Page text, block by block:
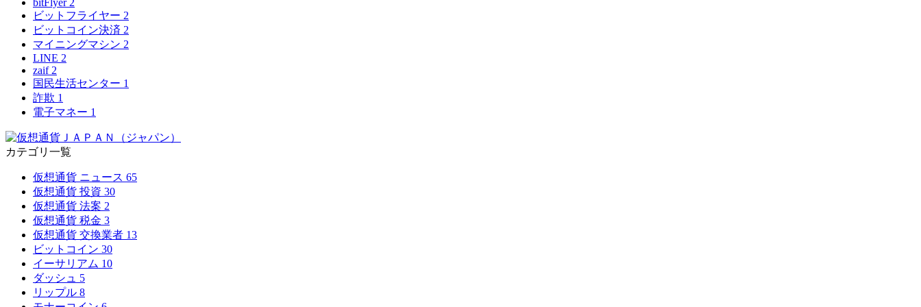
ビットフライヤー 2
ビットコイン決済 2
マイニングマシン 2
LINE 2
zaif 2
国民生活センター 1
詐欺 1
電子マネー 1
カテゴリ一覧
仮想通貨 ニュース 65
仮想通貨 投資 30
仮想通貨 法案 2
仮想通貨 税金 3
仮想通貨 交換業者 13
ビットコイン 30
イーサリアム 10
ダッシュ 5
リップル 8